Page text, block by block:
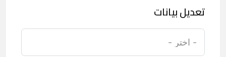
تعديل بيانات